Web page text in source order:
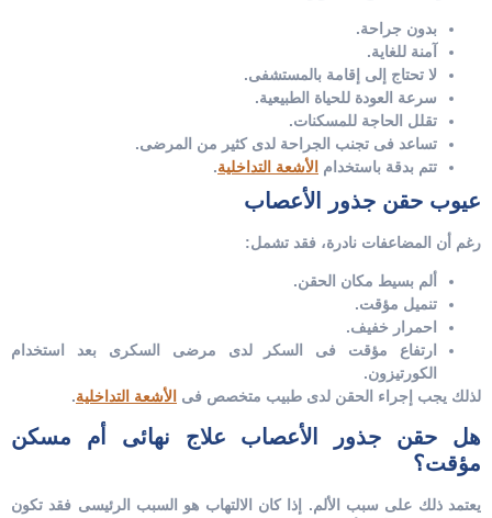
بدون جراحة.
آمنة للغاية.
لا تحتاج إلى إقامة بالمستشفى.
سرعة العودة للحياة الطبيعية.
تقلل الحاجة للمسكنات.
تساعد فى تجنب الجراحة لدى كثير من المرضى.
تتم بدقة باستخدام الأشعة التداخلية.
عيوب حقن جذور الأعصاب
رغم أن المضاعفات نادرة، فقد تشمل:
ألم بسيط مكان الحقن.
تنميل مؤقت.
احمرار خفيف.
ارتفاع مؤقت فى السكر لدى مرضى السكرى بعد استخدام
الكورتيزون.
لذلك يجب إجراء الحقن لدى طبيب متخصص فى الأشعة التداخلية.
هل حقن جذور الأعصاب علاج نهائى أم مسكن
مؤقت؟
يعتمد ذلك على سبب الألم.
إذا كان الالتهاب هو السبب الرئيسى فقد تكون